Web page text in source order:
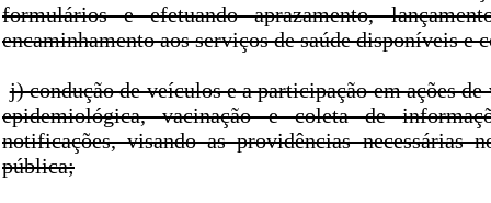
formulários e efetuando aprazamento,
encaminhamento aos serviços de saúde disponíveis e
j) condução de veículos e a participação em ações
epidemiológica, vacinação e coleta de
notificações, visando as providências necessárias
pública;